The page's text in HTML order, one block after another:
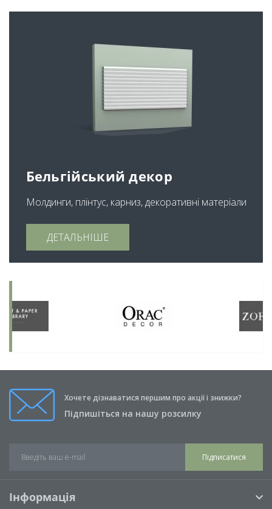
Бельгійський декор
Молдинги, плінтус, карниз, декоративні матеріали
ДЕТАЛЬНІШЕ
Хочете дізнаватися першим про акції і знижки?
Підпишіться на нашу розсилку
Підписатися
Інформація